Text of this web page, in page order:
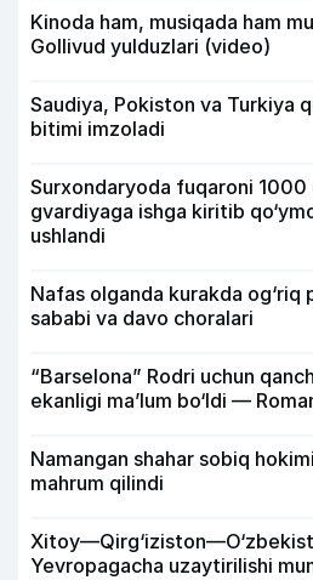
Kinoda ham, musiqada ham
Gollivud yulduzlari (video)
Saudiya, Pokiston va Turkiya
bitimi imzoladi
Surxondaryoda fuqaroni
gvardiyaga ishga kiritib
ushlandi
Nafas olganda kurakda og‘riq
sababi va davo choralari
“Barselona” Rodri uchun
ekanligi ma’lum bo‘ldi —
Namangan shahar sobiq
mahrum qilindi
Yevropagacha uzaytirilishi